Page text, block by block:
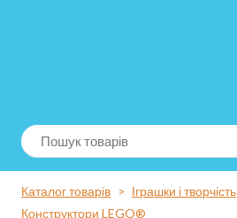
Каталог товарів
Іграшки і творчість
Конструктори LEGO®